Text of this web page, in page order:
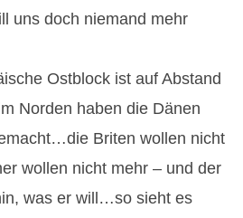
uns doch niemand mehr
Ostblock ist auf Abstand
Norden haben die Dänen
Briten wollen nicht
wollen nicht mehr – und der
was er will…so sieht es